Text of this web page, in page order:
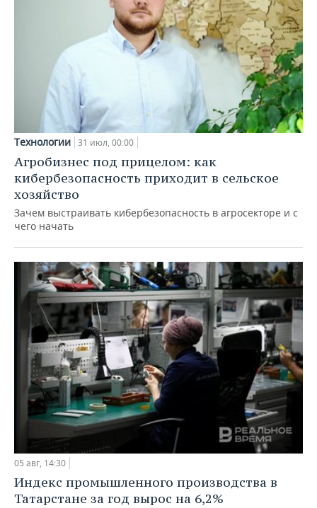
Технологии 31 июл, 00:00
Агробизнес под прицелом: как
кибербезопасность приходит в сельское
хозяйство
Зачем выстраивать кибербезопасность в агросекторе и с
чего начать
05 авг, 14:30
Индекс промышленного производства в
Татарстане за год вырос на 6,2%